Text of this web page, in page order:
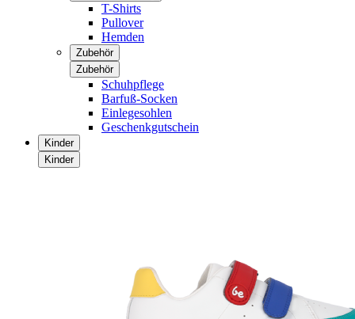
T-Shirts
Pullover
Hemden
Zubehör
Zubehör
Schuhpflege
Barfuß-Socken
Einlegesohlen
Geschenkgutschein
Kinder
Kinder